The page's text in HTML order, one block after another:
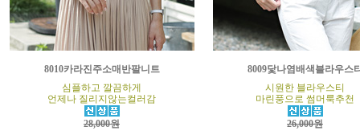
8010카라진주소매반팔니트
심플하고 깔끔하게
언제나 질리지않는컬러감
28,000원
8009닻나염배색블라우스
시원한 블라우스티
마린풍으로 썸머룩추천
26,000원